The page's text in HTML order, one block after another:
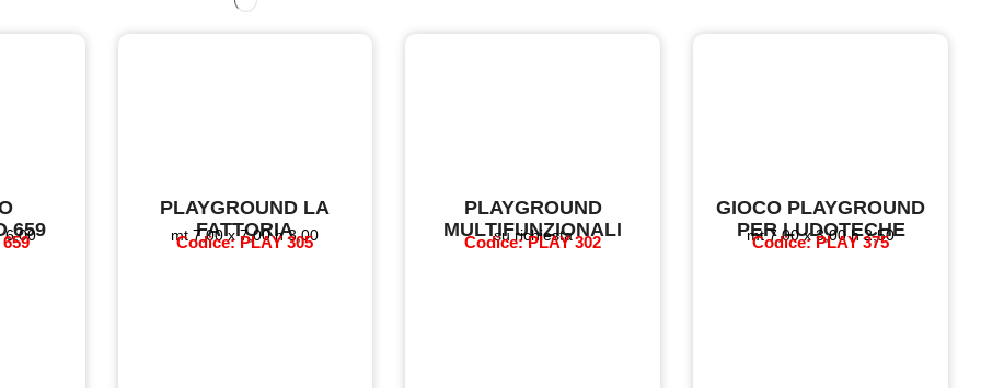
659
6,00
PLAYGROUND LA
FATTORIA
mt 7,00 x 7,00 h 3,00
Codice: PLAY 305
PLAYGROUND
MULTIFUNZIONALI
su richiesta
Codice: PLAY 302
GIOCO PLAYGROUND
PER LUDOTECHE
mt 7,00 x 3,00 h 2,50
Codice: PLAY 375